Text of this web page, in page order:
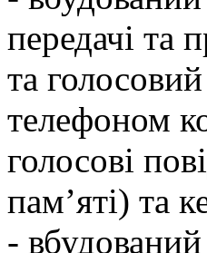
передачі та
та
телефоном
голосові
пам’яті) та
-